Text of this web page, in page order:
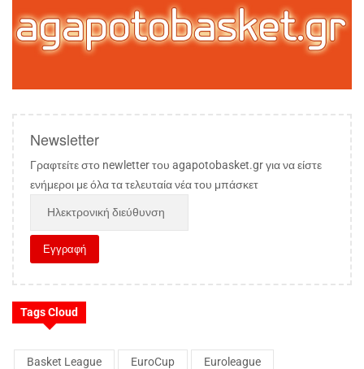
Newsletter
Γραφτείτε στο newletter του agapotobasket.gr για να είστε
ενήμεροι με όλα τα τελευταία νέα του μπάσκετ
Tags Cloud
Basket League EuroCup Euroleague